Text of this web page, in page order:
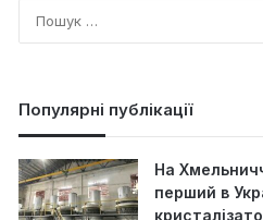
Популярні публікації
На
перший в